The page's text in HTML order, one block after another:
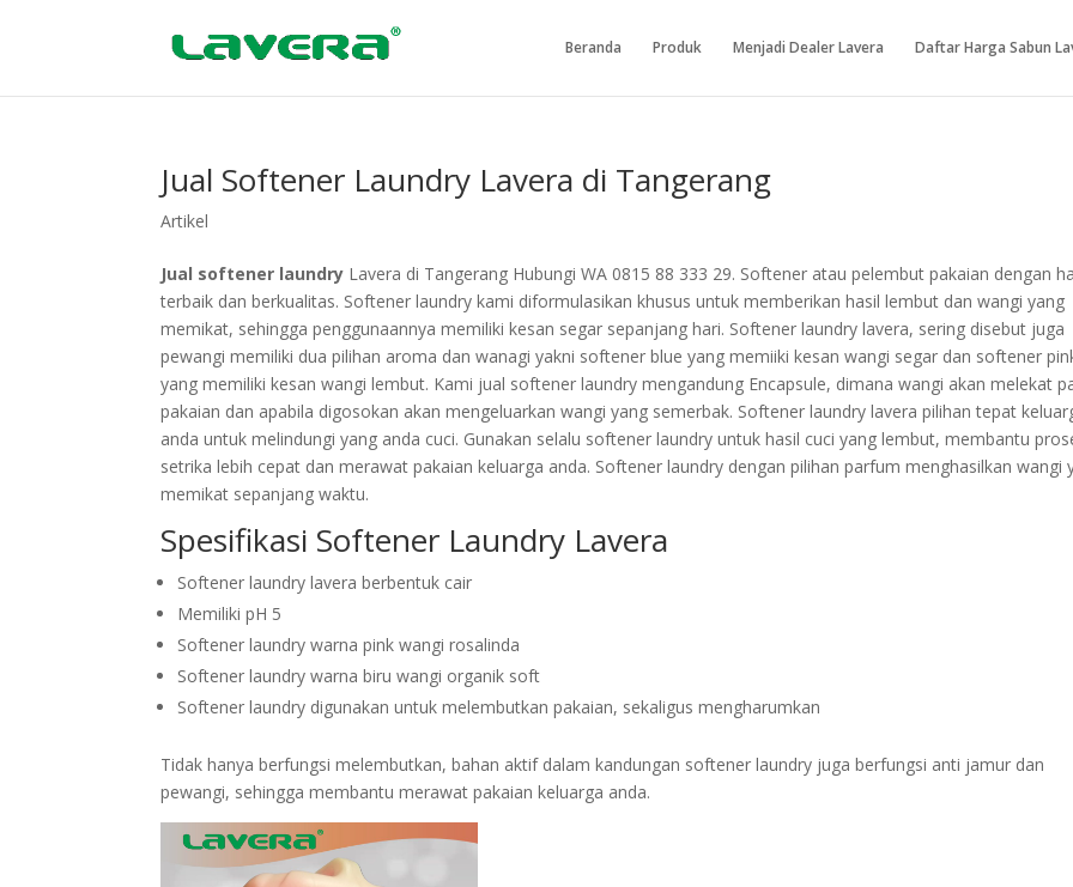
Beranda Produk Menjadi Dealer Lavera Daftar Harga Sabun
Jual Softener Laundry Lavera di Tangerang
Artikel
Jual softener laundry Lavera di Tangerang Hubungi WA 0815 88 333 29. Softener atau pelembut pakaian dengan
terbaik dan berkualitas. Softener laundry kami diformulasikan khusus untuk memberikan hasil lembut dan wangi yang
memikat, sehingga penggunaannya memiliki kesan segar sepanjang hari. Softener laundry lavera, sering disebut juga
pewangi memiliki dua pilihan aroma dan wanagi yakni softener blue yang memiiki kesan wangi segar dan softener
yang memiliki kesan wangi lembut. Kami jual softener laundry mengandung Encapsule, dimana wangi akan melekat
pakaian dan apabila digosokan akan mengeluarkan wangi yang semerbak. Softener laundry lavera pilihan tepat
anda untuk melindungi yang anda cuci. Gunakan selalu softener laundry untuk hasil cuci yang lembut, membantu
setrika lebih cepat dan merawat pakaian keluarga anda. Softener laundry dengan pilihan parfum menghasilkan wangi
memikat sepanjang waktu.
Spesifikasi Softener Laundry Lavera
Softener laundry lavera berbentuk cair
Memiliki pH 5
Softener laundry warna pink wangi rosalinda
Softener laundry warna biru wangi organik soft
Softener laundry digunakan untuk melembutkan pakaian, sekaligus mengharumkan
Tidak hanya berfungsi melembutkan, bahan aktif dalam kandungan softener laundry juga berfungsi anti jamur dan
pewangi, sehingga membantu merawat pakaian keluarga anda.